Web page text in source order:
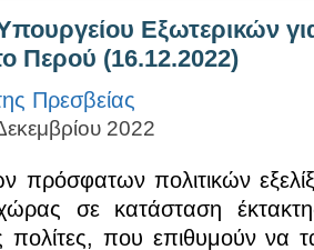
Εξωτερικών
Περού (16.12.2022)
Πρεσβείας
2022
πρόσφατων πολιτικών
σε κατάσταση
πολίτες, που επιθυμούν να